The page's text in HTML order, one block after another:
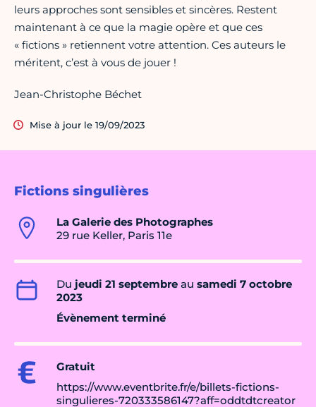
Fictions singulières
La Galerie des Photographes
29 rue Keller, Paris 11e
Du jeudi 21 septembre au samedi 7 octobre
2023
Évènement terminé
Gratuit
https://www.eventbrite.fr/e/billets-fictions-
singulieres-720333586147?aff=oddtdtcreator
leurs approches sont sensibles et sincères. Restent
maintenant à ce que la magie opère et que ces
« fictions » retiennent votre attention. Ces auteurs le
méritent, c’est à vous de jouer !
Jean-Christophe Béchet
Mise à jour le 19/09/2023